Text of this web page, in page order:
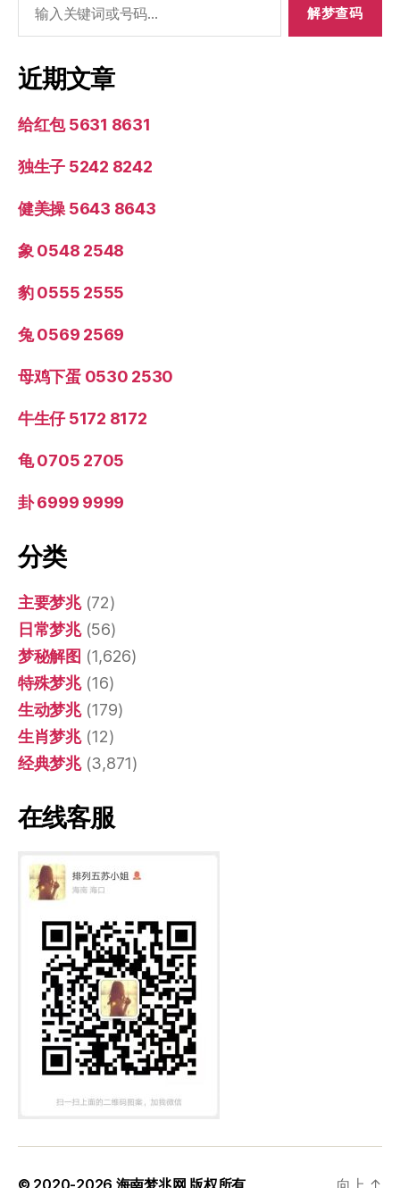
索：
近期文章
给红包 5631 8631
独生子 5242 8242
健美操 5643 8643
象 0548 2548
豹 0555 2555
兔 0569 2569
母鸡下蛋 0530 2530
牛生仔 5172 8172
龟 0705 2705
卦 6999 9999
分类
主要梦兆(72)
日常梦兆(56)
梦秘解图 (1,626)
特殊梦兆(16)
生动梦兆(179)
生肖梦兆(12)
经典梦兆(3,871)
在线客服